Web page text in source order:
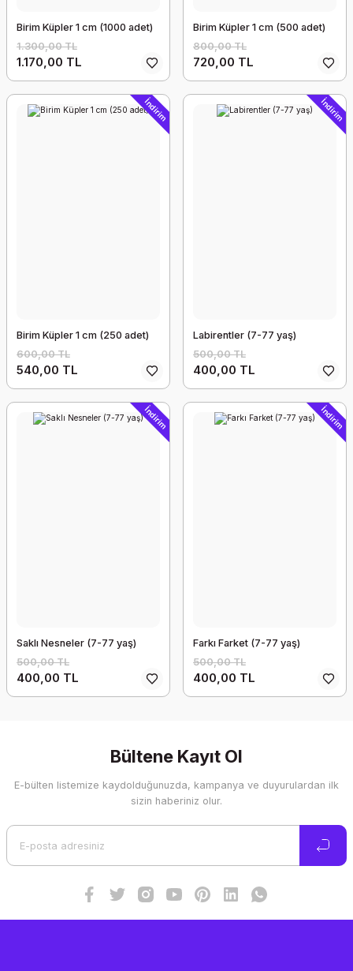
Birim Küpler 1 cm (1000 adet)
1.300,00 TL
1.170,00 TL
Birim Küpler 1 cm (500 adet)
800,00 TL
720,00 TL
İndirim
Birim Küpler 1 cm (250 adet)
600,00 TL
540,00 TL
İndirim
Labirentler (7-77 yaş)
500,00 TL
400,00 TL
İndirim
Saklı Nesneler (7-77 yaş)
500,00 TL
400,00 TL
İndirim
Farkı Farket (7-77 yaş)
500,00 TL
400,00 TL
Bültene Kayıt Ol
E-bülten listemize kaydolduğunuzda, kampanya ve duyurulardan ilk
sizin haberiniz olur.